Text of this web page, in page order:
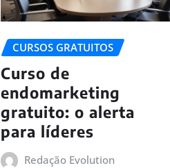
CURSOS GRATUITOS
Curso de
endomarketing
gratuito: o alerta
para líderes
Redação Evolution